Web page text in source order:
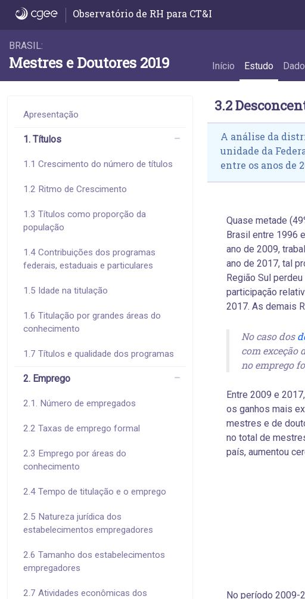
3.2 Desconcentração do emprego - 3.2
Observatório de RH para CT&I
BRASIL:
Mestres e Doutores 2019 Início Estudo
Apresentação
1. Títulos
1.1 Crescimento do número de títulos
1.2 Ritmo de Crescimento
1.3 Títulos como proporção da
população
1.4 Contribuições dos programas
federais, estaduais e particulares
1.5 Idade na titulação
1.6 Titulação por grandes áreas do
conhecimento
1.7 Títulos e qualidade dos programas
2. Emprego
2.1. Número de empregados
2.2 Taxas de emprego formal
2.3 Emprego por áreas do
conhecimento
2.4 Tempo de titulação e o emprego
2.5 Natureza jurídica dos
estabelecimentos empregadores
2.6 Tamanho dos estabelecimentos
empregadores
2.7 Atividades econômicas dos
3.2
A análise da
unidade da
entre os anos de
Quase metade
Brasil entre 1996
ano de 2009,
ano de 2017, tal
Região Sul
participação
2017. As demais
No caso dos
com exceção
no emprego
Entre 2009 e
os ganhos mais
mestres e de
no total de
país, aumentou
No período 2009-